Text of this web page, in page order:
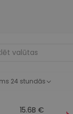
24 stundās
15.6B €